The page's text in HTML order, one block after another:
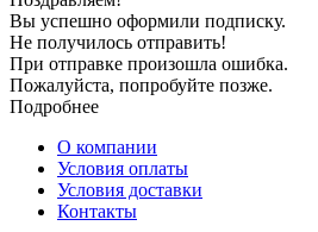
Вы успешно оформили подписку.
Не получилось отправить!
При отправке произошла ошибка.
Пожалуйста, попробуйте позже.
Подробнее
О компании
Условия оплаты
Условия доставки
Контакты